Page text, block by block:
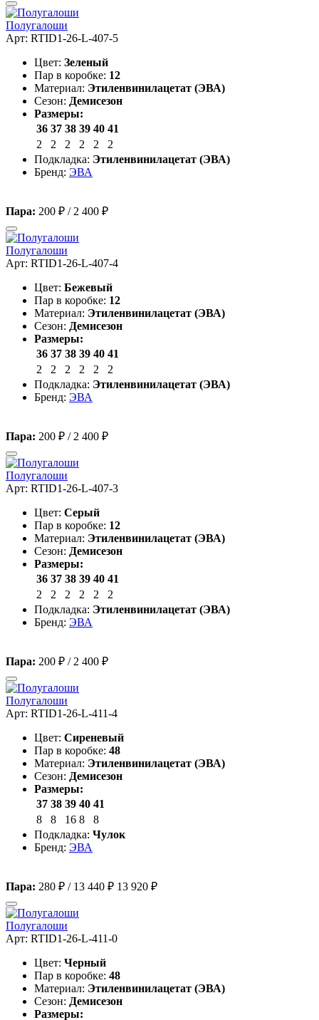
Полугалоши
Арт: RTID1-26-L-407-5
Цвет: Зеленый
Пар в коробке: 12
Материал: Этиленвинилацетат (ЭВА)
Сезон: Демисезон
Размеры:
36 37 38 39 40 41
2
2 2 2 2
2
Подкладка: Этиленвинилацетат (ЭВА)
Бренд: ЭВА
Пара: 200 ₽ / 2 400 ₽
Полугалоши
Арт: RTID1-26-L-407-4
Цвет: Бежевый
Пар в коробке: 12
Материал: Этиленвинилацетат (ЭВА)
Сезон: Демисезон
Размеры:
36 37 38 39 40 41
2
2 2 2 2
2
Подкладка: Этиленвинилацетат (ЭВА)
Бренд: ЭВА
Пара: 200 ₽ / 2 400 ₽
Полугалоши
Арт: RTID1-26-L-407-3
Цвет: Серый
Пар в коробке: 12
Материал: Этиленвинилацетат (ЭВА)
Сезон: Демисезон
Размеры:
36 37 38 39 40 41
2
2 2 2 2
2
Подкладка: Этиленвинилацетат (ЭВА)
Бренд: ЭВА
Пара: 200 ₽ / 2 400 ₽
Полугалоши
Арт: RTID1-26-L-411-4
Цвет: Сиреневый
Пар в коробке: 48
Материал: Этиленвинилацетат (ЭВА)
Сезон: Демисезон
Размеры:
37 38 39 40 41
8
8 16 8
8
Подкладка: Чулок
Бренд: ЭВА
Пара: 280 ₽ / 13 440 ₽ 13 920 ₽
Полугалоши
Арт: RTID1-26-L-411-0
Цвет: Черный
Пар в коробке: 48
Материал: Этиленвинилацетат (ЭВА)
Сезон: Демисезон
Размеры: